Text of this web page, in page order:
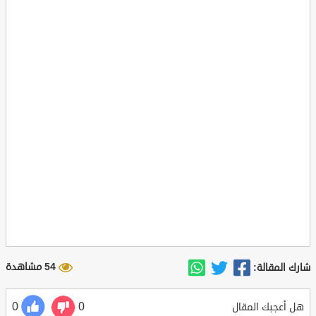
شارك المقالة: 54 مشاهدة
هل أعجبك المقال 0
0